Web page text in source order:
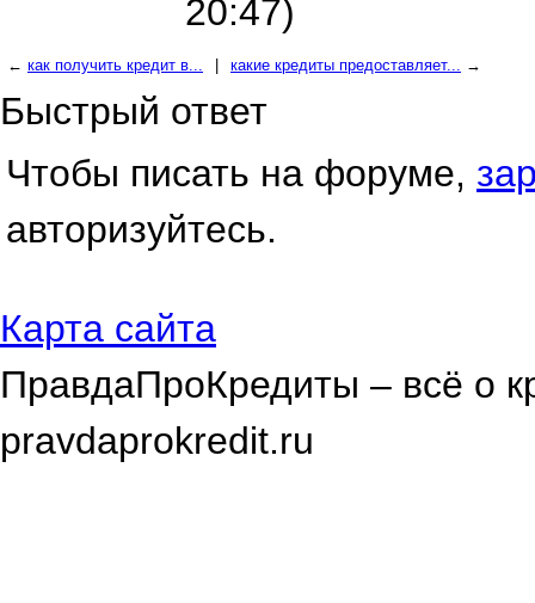
20:47)
← как получить кредит в... какие кредиты предоставляет... →
Быстрый ответ
Чтобы писать на форуме,
авторизуйтесь.
Карта сайта
ПравдаПроКредиты – всё о
pravdaprokredit.ru